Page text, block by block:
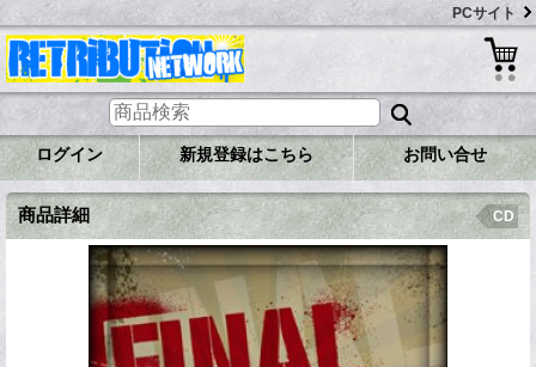
PCサイト
ログイン 新規登録はこちら お問い合せ
商品詳細 CD